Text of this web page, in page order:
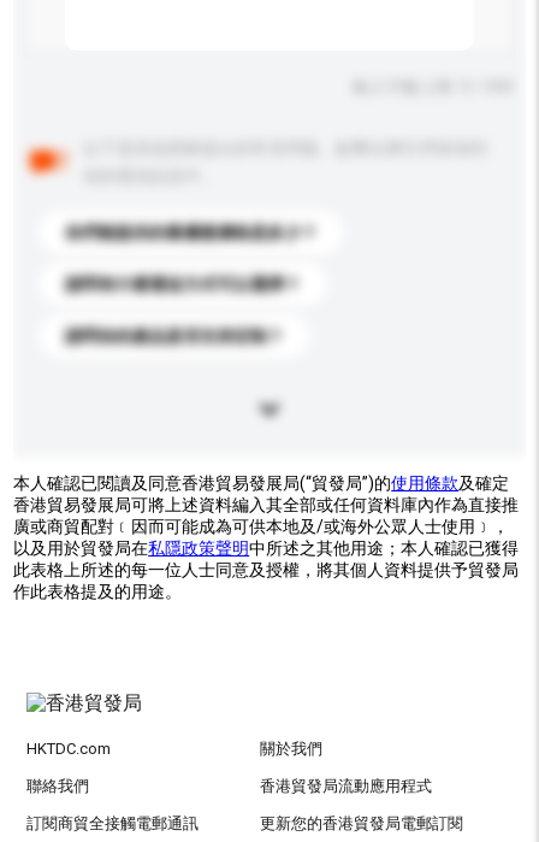
你們能提供的最優惠價格是多少？
請問有什麼運送方式可以選擇？
請問你的產品是否支持定制？
本人確認已閱讀及同意香港貿易發展局(“貿發局”)的使用條款及確定
香港貿易發展局可將上述資料編入其全部或任何資料庫內作為直接推
廣或商貿配對﹝因而可能成為可供本地及/或海外公眾人士使用﹞，
以及用於貿發局在私隱政策聲明中所述之其他用途；本人確認已獲得
此表格上所述的每一位人士同意及授權，將其個人資料提供予貿發局
作此表格提及的用途。
HKTDC.com 關於我們
聯絡我們 香港貿發局流動應用程式
訂閱商貿全接觸電郵通訊 更新您的香港貿發局電郵訂閱